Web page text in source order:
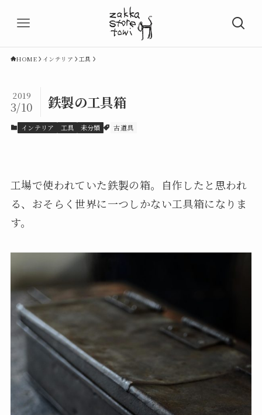
HOME インテリア 工具
鉄製の工具箱
2019
3/10
インテリア 工具 未分類 古道具
工場で使われていた鉄製の箱。自作したと思われ
る、おそらく世界に一つしかない工具箱になりま
す。